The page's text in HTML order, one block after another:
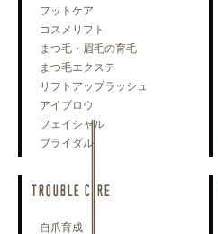
フットケア
コスメリフト
まつ毛・眉毛の育毛
まつ毛エクステ
リフトアップラッシュ
アイブロウ
フェイシャル
ブライダル
TROUBLE CARE
自爪育成